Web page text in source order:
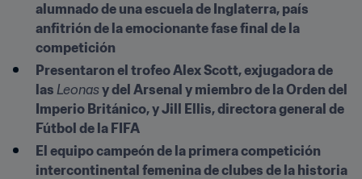
alumnado de una escuela de Inglaterra, país
anfitrión de la emocionante fase final de la
competición
Presentaron el trofeo Alex Scott, exjugadora de
las Leonas y del Arsenal y miembro de la Orden del
Imperio Británico, y Jill Ellis, directora general de
Fútbol de la FIFA
El equipo campeón de la primera competición
intercontinental femenina de clubes de la historia